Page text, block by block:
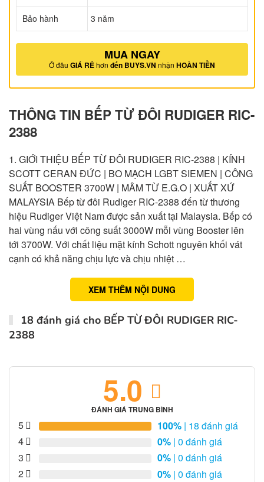
Bảo hành 3 năm
MUA NGAY
Ở đâu GIÁ RẺhơn đến BUYS.VN nhận HOÀN TIỀN
THÔNG TIN BẾP TỪ ĐÔI RUDIGER RIC-
2388
1. GIỚI THIỆU BẾP TỪ ĐÔI RUDIGER RIC-2388 | KÍNH
SCOTT CERAN ĐỨC | BO MẠCH LGBT SIEMEN | CÔNG
SUẤT BOOSTER 3700W | MÂM TỪ E.G.O | XUẤT XỨ
MALAYSIA Bếp từ đôi Rudiger RIC-2388 đến từ thương
hiệu Rudiger Việt Nam được sản xuất tại Malaysia. Bếp có
hai vùng nấu với công suất 3000W mỗi vùng Booster lên
tới 3700W. Với chất liệu mặt kính Schott nguyên khối vát
cạnh có khả năng chịu lực và chịu nhiệt …
XEM THÊM NỘI DUNG
18 đánh giá cho BẾP TỪ ĐÔI RUDIGER RIC-
2388
5.0
ĐÁNH GIÁ TRUNG BÌNH
5 100% | 18 đánh giá
4
0% | 0 đánh giá
3
0% | 0 đánh giá
2
0% | 0 đánh giá